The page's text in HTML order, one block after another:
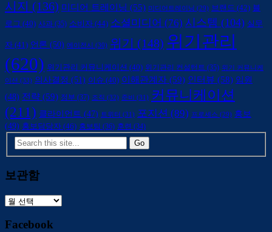
시지 (136) 미디어 트레이닝 (55) 미디어트레이닝 (29) 브랜드 (42) 블
로그 (40) 사과 (35) 소비자 (44) 소셜미디어 (76) 시스템 (104) 실무
자 (41) 언론 (50) 에이전시 (30) 위기 (148) 위기관리
(620) 위기관리 커뮤니케이션 (40) 위기관리 컨설턴트 (35) 위기 커뮤니케
이션 (33) 의사결정 (51) 이슈 (40) 이해관계자 (59) 인터뷰 (58) 임원
(48) 전략 (59) 정부 (37) 조직 (32) 준비 (31) 커뮤니케이션
(211) 클라이언트 (47) 트위터 (31) 포지션 (89) 프로세스 (29) 홍보
(49) 홍보담당자 (46) 홍보팀 (36) 훈련 (34)
보관함
보
함
Facebook